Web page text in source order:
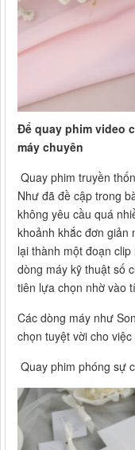
Để quay phim video
máy chuyên
Quay phim truyền
Như đã đề cập trong
không yêu cầu quá
khoảnh khắc đơn giản
lại thành một đoạn
dòng máy kỹ thuật số
tiên lựa chọn nhờ vào
Các dòng máy như
chọn tuyệt vời cho
Quay phim phóng sự